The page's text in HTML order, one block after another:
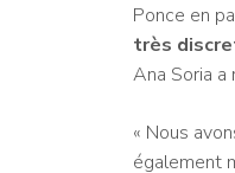
Ponce en
très
Ana Soria a
« Nous
également